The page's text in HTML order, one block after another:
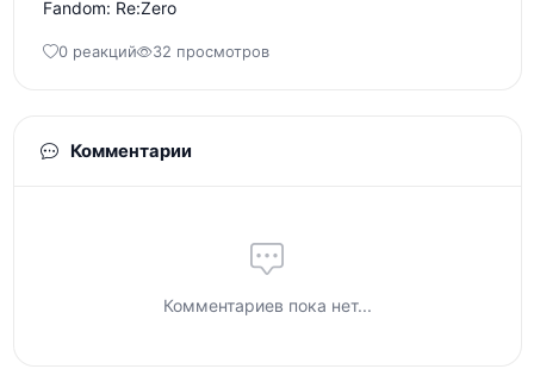
Fandom: Re:Zero
0 реакций 32 просмотров
Комментарии
Комментариев пока нет...